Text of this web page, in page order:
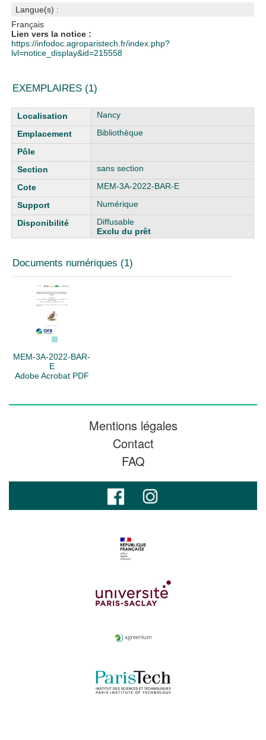
Langue(s) :
Français
Lien vers la notice :
https://infodoc.agroparistech.fr/index.php?
lvl=notice_display&id=215558
EXEMPLAIRES (1)
Liste des exemplaires
Nancy
Bibliothèque
sans section
MEM-3A-2022-BAR-E
Numérique
Diffusable
Exclu du prêt
Documents numériques (1)
MEM-3A-2022-BAR-
E
Adobe Acrobat PDF
Mentions légales
Contact
FAQ